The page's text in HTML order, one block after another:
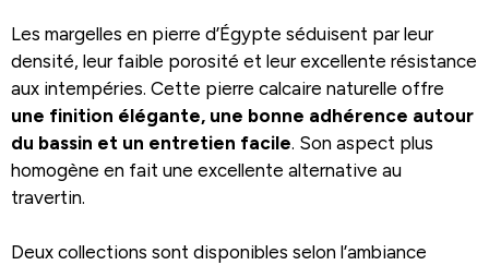
Les margelles en pierre d’Égypte séduisent par leur
densité, leur faible porosité et leur excellente résistance
aux intempéries. Cette pierre calcaire naturelle offre
une finition élégante, une bonne adhérence autour
du bassin et un entretien facile. Son aspect plus
homogène en fait une excellente alternative au
travertin.
Deux collections sont disponibles selon l’ambiance